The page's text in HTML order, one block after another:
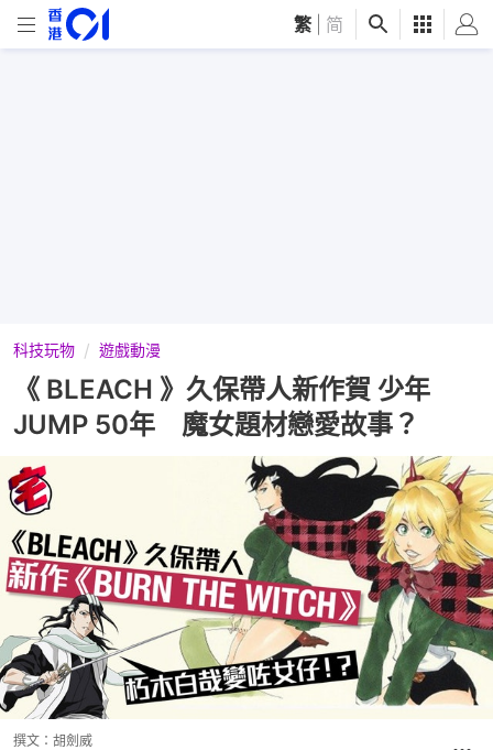
繁 简
科技玩物 遊戲動漫
《 BLEACH 》久保帶人新作賀 少年
JUMP 50年 魔女題材戀愛故事？
撰文： 胡劍威